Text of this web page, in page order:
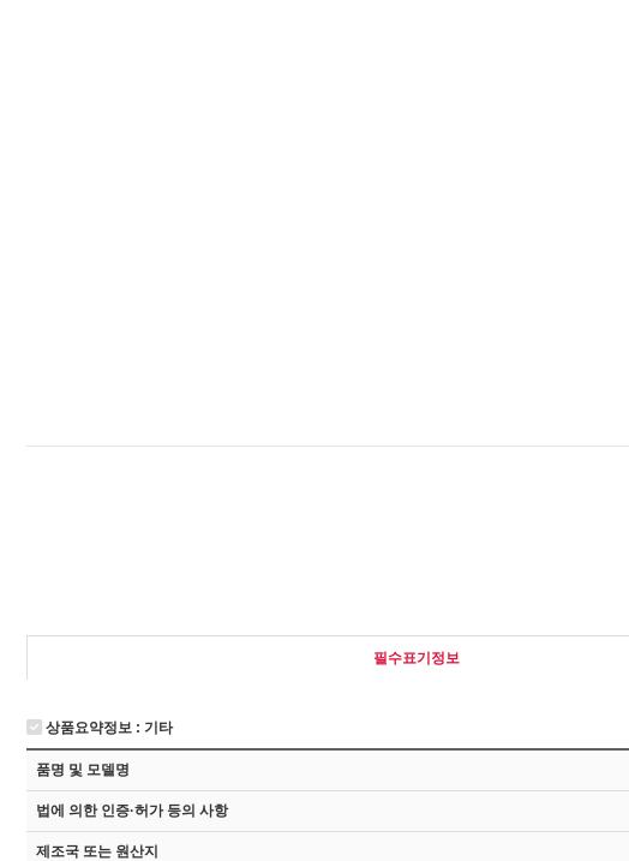
필수표기정보
상품요약정보 : 기타
품명 및 모델명
법에 의한 인증·허가 등의 사항
제조국 또는 원산지